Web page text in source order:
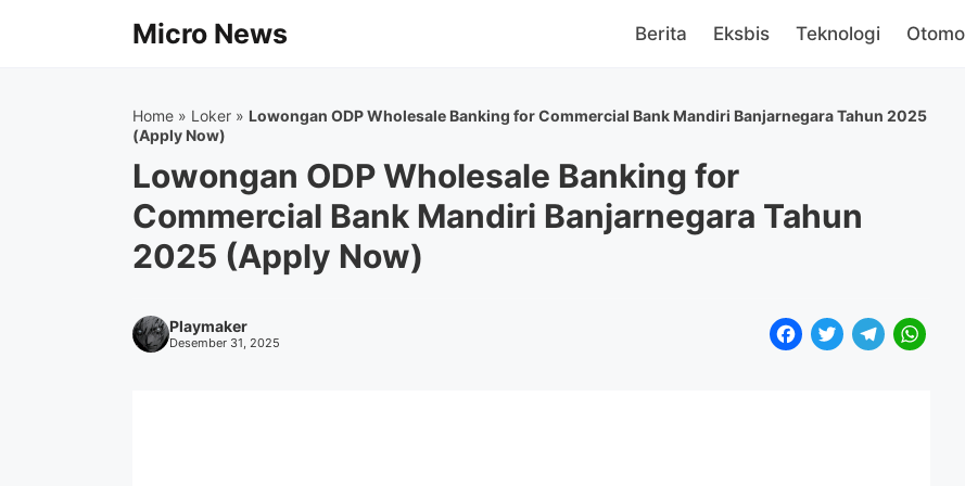
Micro News Berita Eksbis Teknologi
Home » Loker » Lowongan ODP Wholesale Banking for Commercial Bank Mandiri Banjarnegara Tahun 2025
(Apply Now)
Lowongan ODP Wholesale Banking for
Commercial Bank Mandiri Banjarnegara Tahun
2025 (Apply Now)
Playmaker
Desember 31, 2025
F
T
T
W